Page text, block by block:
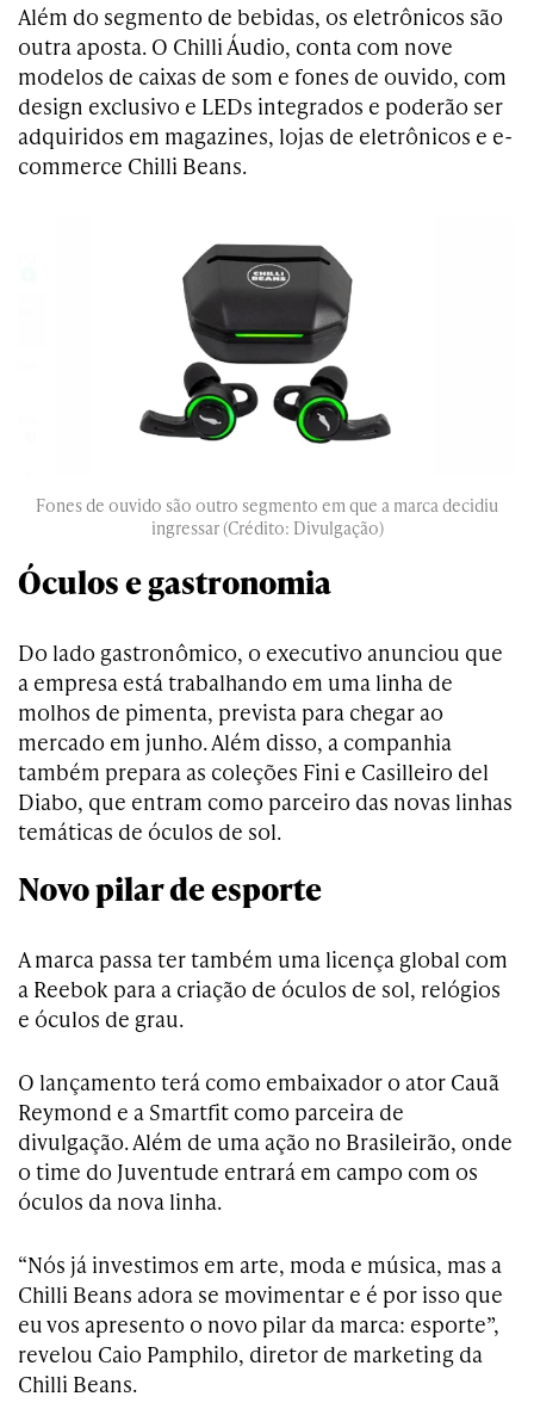
Além do segmento de bebidas, os eletrônicos são
outra aposta. O Chilli Áudio, conta com nove
modelos de caixas de som e fones de ouvido, com
design exclusivo e LEDs integrados e poderão ser
adquiridos em magazines, lojas de eletrônicos e e-
commerce Chilli Beans.
Fones de ouvido são outro segmento em que a marca decidiu
ingressar (Crédito: Divulgação)
Óculos e gastronomia
Do lado gastronômico, o executivo anunciou que
a empresa está trabalhando em uma linha de
molhos de pimenta, prevista para chegar ao
mercado em junho. Além disso, a companhia
também prepara as coleções Fini e Casilleiro del
Diabo, que entram como parceiro das novas linhas
temáticas de óculos de sol.
Novo pilar de esporte
A marca passa ter também uma licença global com
a Reebok para a criação de óculos de sol, relógios
e óculos de grau.
O lançamento terá como embaixador o ator Cauã
Reymond e a Smartfit como parceira de
divulgação. Além de uma ação no Brasileirão, onde
o time do Juventude entrará em campo com os
óculos da nova linha.
“Nós já investimos em arte, moda e música, mas a
Chilli Beans adora se movimentar e é por isso que
eu vos apresento o novo pilar da marca: esporte”,
revelou Caio Pamphilo, diretor de marketing da
Chilli Beans.